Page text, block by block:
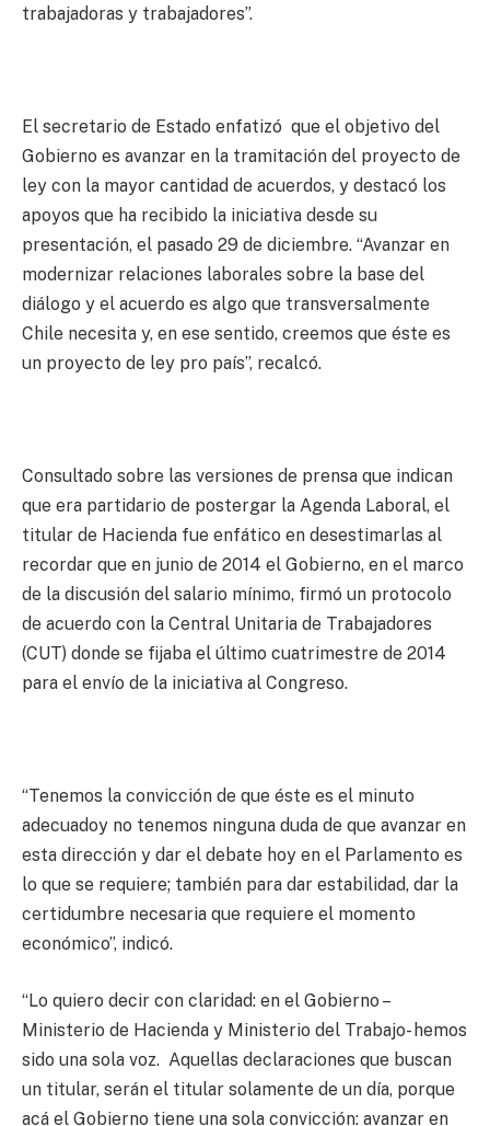
trabajadoras y trabajadores”.
El secretario de Estado enfatizó que el objetivo del
Gobierno es avanzar en la tramitación del proyecto de
ley con la mayor cantidad de acuerdos, y destacó los
apoyos que ha recibido la iniciativa desde su
presentación, el pasado 29 de diciembre. “Avanzar en
modernizar relaciones laborales sobre la base del
diálogo y el acuerdo es algo que transversalmente
Chile necesita y, en ese sentido, creemos que éste es
un proyecto de ley pro país”, recalcó.
Consultado sobre las versiones de prensa que indican
que era partidario de postergar la Agenda Laboral, el
titular de Hacienda fue enfático en desestimarlas al
recordar que en junio de 2014 el Gobierno, en el marco
de la discusión del salario mínimo, firmó un protocolo
de acuerdo con la Central Unitaria de Trabajadores
(CUT) donde se fijaba el último cuatrimestre de 2014
para el envío de la iniciativa al Congreso.
“Tenemos la convicción de que éste es el minuto
adecuadoy no tenemos ninguna duda de que avanzar en
esta dirección y dar el debate hoy en el Parlamento es
lo que se requiere; también para dar estabilidad, dar la
certidumbre necesaria que requiere el momento
económico”, indicó.
“Lo quiero decir con claridad: en el Gobierno –
Ministerio de Hacienda y Ministerio del Trabajo- hemos
sido una sola voz. Aquellas declaraciones que buscan
un titular, serán el titular solamente de un día, porque
acá el Gobierno tiene una sola convicción: avanzar en